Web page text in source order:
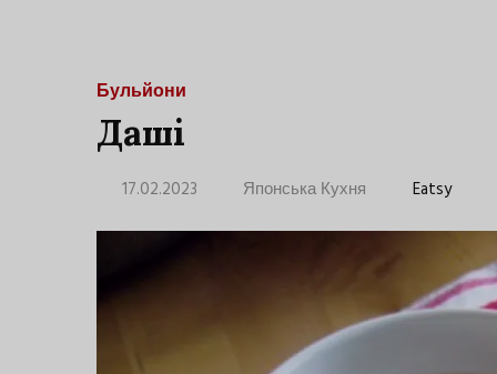
Бульйони
Даші
17.02.2023 Японська Кухня Eatsy